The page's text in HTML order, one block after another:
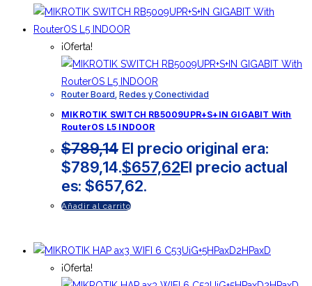
¡Oferta!
Router Board, Redes y Conectividad
MIKROTIK SWITCH RB5009UPR+S+IN GIGABIT With
RouterOS L5 INDOOR
$789,14 El precio original era:
$789,14.$657,62El precio actual
es: $657,62.
Añadir al carrito
¡Oferta!